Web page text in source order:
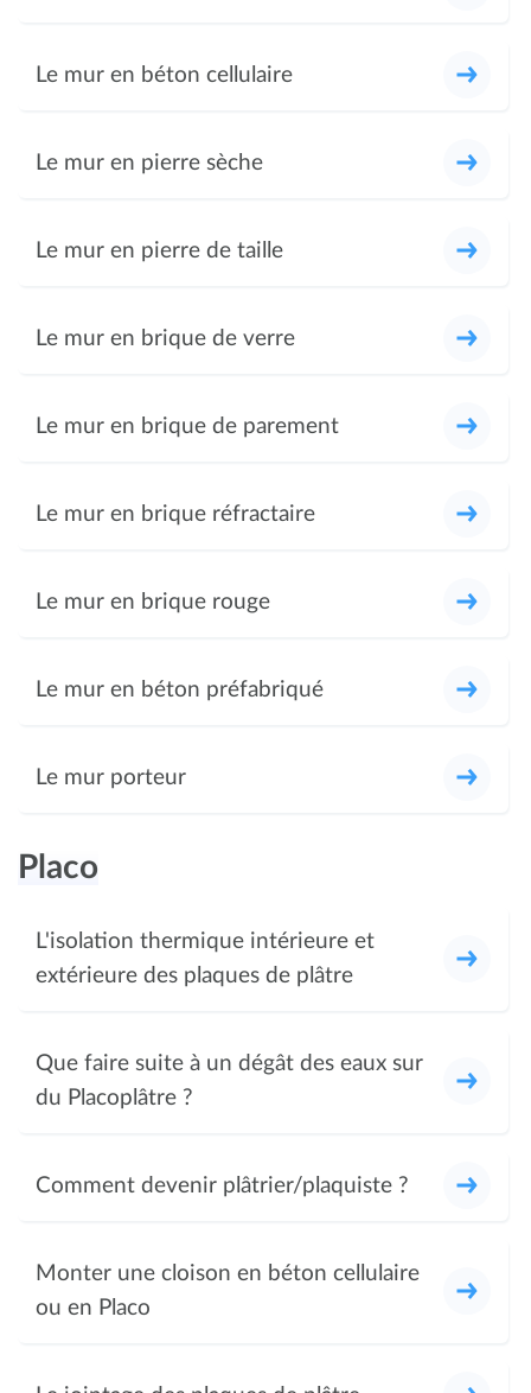
Le mur en béton cellulaire
Le mur en pierre sèche
Le mur en pierre de taille
Le mur en brique de verre
Le mur en brique de parement
Le mur en brique réfractaire
Le mur en brique rouge
Le mur en béton préfabriqué
Le mur porteur
Placo
L'isolation thermique intérieure et
extérieure des plaques de plâtre
Que faire suite à un dégât des eaux sur
du Placoplâtre ?
Comment devenir plâtrier/plaquiste ?
Monter une cloison en béton cellulaire
ou en Placo